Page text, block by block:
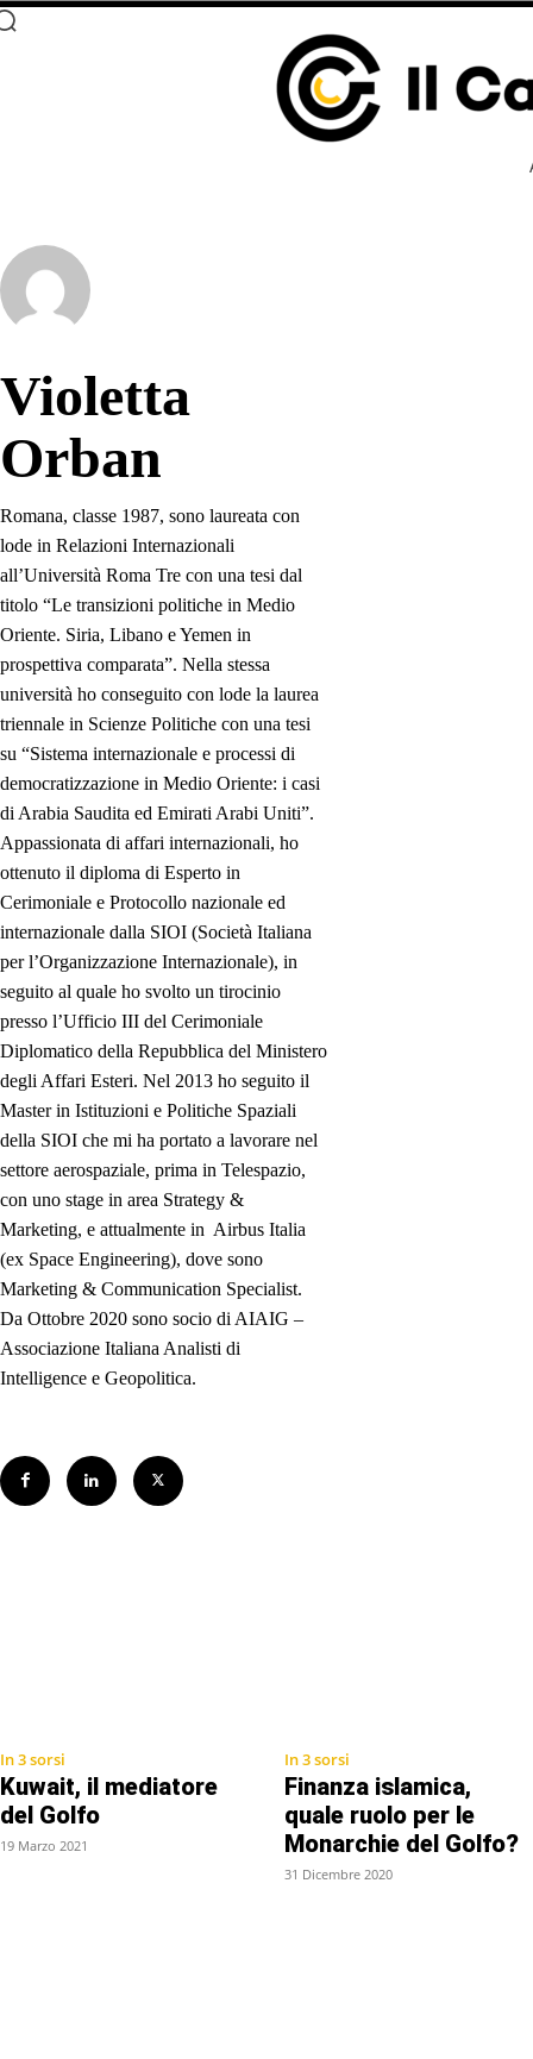
Violetta
Orban
Romana, classe 1987, sono laureata con
lode in Relazioni Internazionali
all’Università Roma Tre con una tesi dal
titolo “Le transizioni politiche in Medio
Oriente. Siria, Libano e Yemen in
prospettiva comparata”. Nella stessa
università ho conseguito con lode la laurea
triennale in Scienze Politiche con una tesi
su “Sistema internazionale e processi di
democratizzazione in Medio Oriente: i casi
di Arabia Saudita ed Emirati Arabi Uniti”.
Appassionata di affari internazionali, ho
ottenuto il diploma di Esperto in
Cerimoniale e Protocollo nazionale ed
internazionale dalla SIOI (Società Italiana
per l’Organizzazione Internazionale), in
seguito al quale ho svolto un tirocinio
presso l’Ufficio III del Cerimoniale
Diplomatico della Repubblica del Ministero
degli Affari Esteri. Nel 2013 ho seguito il
Master in Istituzioni e Politiche Spaziali
della SIOI che mi ha portato a lavorare nel
settore aerospaziale, prima in Telespazio,
con uno stage in area Strategy &
Marketing, e attualmente in Airbus Italia
(ex Space Engineering), dove sono
Marketing & Communication Specialist.
Da Ottobre 2020 sono socio di AIAIG –
Associazione Italiana Analisti di
Intelligence e Geopolitica.
In 3 sorsi
Kuwait, il mediatore
del Golfo
19 Marzo 2021
In 3 sorsi
Finanza islamica,
quale ruolo per le
Monarchie del Golfo?
31 Dicembre 2020